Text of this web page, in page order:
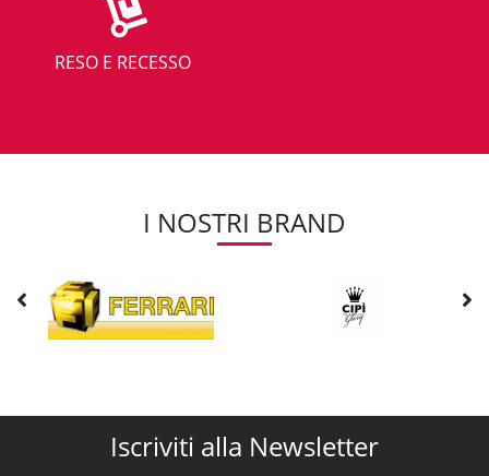
RESO E RECESSO
I NOSTRI BRAND
Iscriviti alla Newsletter